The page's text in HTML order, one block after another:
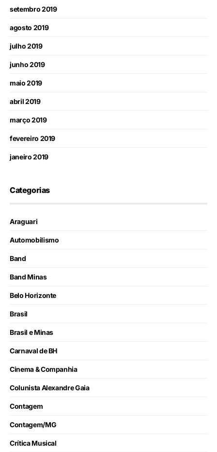
setembro 2019
agosto 2019
julho 2019
junho 2019
maio 2019
abril 2019
março 2019
fevereiro 2019
janeiro 2019
Categorias
Araguari
Automobilismo
Band
Band Minas
Belo Horizonte
Brasil
Brasil e Minas
Carnaval de BH
Cinema & Companhia
Colunista Alexandre Gaia
Contagem
Contagem/MG
Crítica Musical